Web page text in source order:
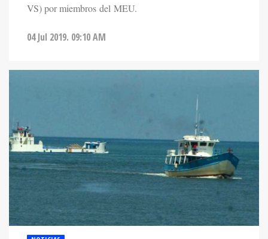
VS) por miembros del MEU.
04 Jul 2019. 09:10 AM